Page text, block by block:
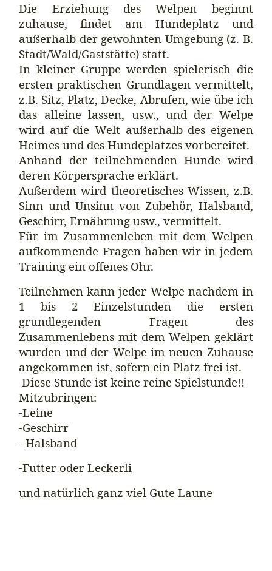
Die Erziehung des Welpen beginnt
zuhause, findet am Hundeplatz und
außerhalb der gewohnten Umgebung (z. B.
Stadt/Wald/Gaststätte) statt.
In kleiner Gruppe werden spielerisch die
ersten praktischen Grundlagen vermittelt,
z.B. Sitz, Platz, Decke, Abrufen, wie übe ich
das alleine lassen, usw., und der Welpe
wird auf die Welt außerhalb des eigenen
Heimes und des Hundeplatzes vorbereitet.
Anhand der teilnehmenden Hunde wird
deren Körpersprache erklärt.
Außerdem wird theoretisches Wissen, z.B.
Sinn und Unsinn von Zubehör, Halsband,
Geschirr, Ernährung usw., vermittelt.
Für im Zusammenleben mit dem Welpen
aufkommende Fragen haben wir in jedem
Training ein offenes Ohr.
Teilnehmen kann jeder Welpe nachdem in
1 bis 2 Einzelstunden die ersten
grundlegenden Fragen des
Zusammenlebens mit dem Welpen geklärt
wurden und der Welpe im neuen Zuhause
angekommen ist, sofern ein Platz frei ist.
Diese Stunde ist keine reine Spielstunde!!
Mitzubringen:
-Leine
-Geschirr
- Halsband
-Futter oder Leckerli
und natürlich ganz viel Gute Laune